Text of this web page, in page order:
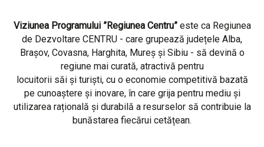
Viziunea Programului ”Regiunea Centru”este ca Regiunea
de Dezvoltare CENTRU - care grupează județele Alba,
Brașov, Covasna, Harghita, Mureș și Sibiu - să devină o
regiune mai curată, atractivă pentru
locuitorii săi și turiști, cu o economie competitivă bazată
pe cunoaștere și inovare, în care grija pentru mediu și
utilizarea rațională și durabilă a resurselor să contribuie la
bunăstarea fiecărui cetățean.